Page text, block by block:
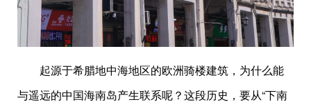
起源于希腊地中海地区的欧洲骑楼建筑，为什么能
与遥远的中国海南岛产生联系呢？这段历史，要从“下南